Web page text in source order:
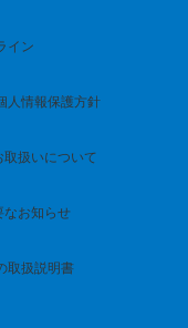
イン
人情報保護方針
扱いについて
なお知らせ
取扱説明書